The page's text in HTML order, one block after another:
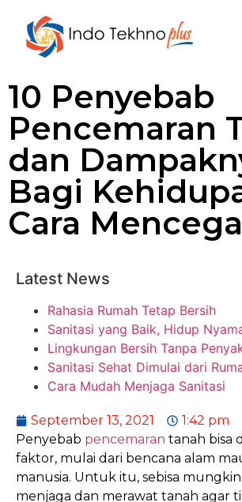
10 Penyebab
Pencemaran
dan
Bagi
Cara
Latest News
Rahasia Rumah Tetap Bersih
Sanitasi yang Baik, Hidup
Lingkungan Bersih Tanpa
Sanitasi Sehat Dimulai dari
Cara Mudah Menjaga Sanitasi
September 13, 2021
1:42 pm
Penyebab pencemaran tanah bisa
faktor, mulai dari bencana alam
manusia. Untuk itu, sebisa
menjaga dan merawat tanah agar